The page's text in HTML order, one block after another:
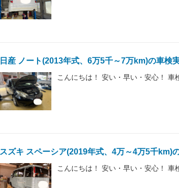
日産 ノート(2013年式、6万5千～7万km)の車検
こんにちは！ 安い・早い・安心！ 車
スズキ スペーシア(2019年式、4万～4万5千km)
こんにちは！ 安い・早い・安心！ 車